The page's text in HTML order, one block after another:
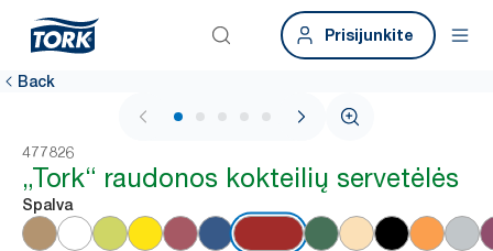
Prisijunkite
Back
1 / 5
477826
„Tork“ raudonos kokteilių servetėlės
Spalva